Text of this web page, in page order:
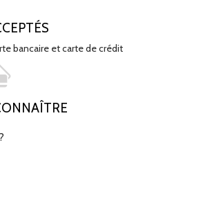
bancaire et carte de crédit